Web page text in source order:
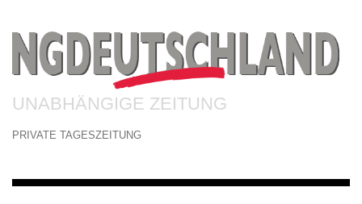
UNABHÄNGIGE ZEITUNG
PRIVATE TAGESZEITUNG